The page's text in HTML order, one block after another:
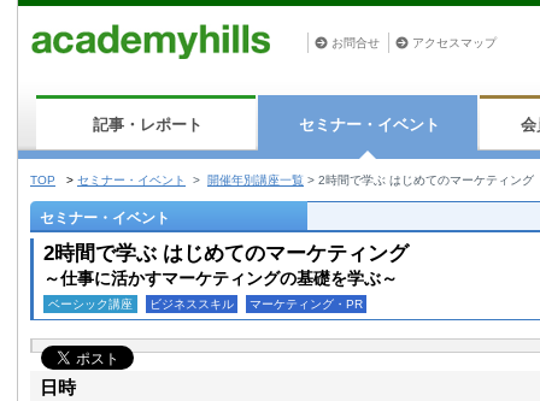
お問合せ アクセスマップ
記事・レポート セミナー・イベント 会
TOP > セミナー・イベント > 開催年別講座一覧 > 2時間で学ぶ はじめてのマーケティング
セミナー・イベント
2時間で学ぶ はじめてのマーケティング
～仕事に活かすマーケティングの基礎を学ぶ～
ベーシック講座 ビジネススキル マーケティング・PR
日時